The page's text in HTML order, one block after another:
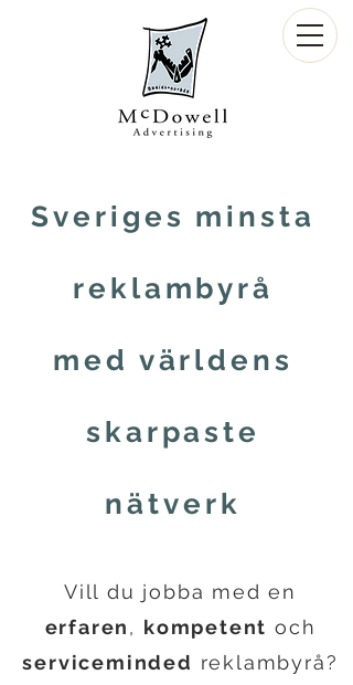
Sveriges minsta
reklambyrå
med världens
skarpaste
nätverk
Vill du jobba med en
erfaren, kompetent och
serviceminded reklambyrå?